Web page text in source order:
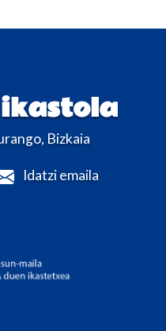
Bizkaia
Idatzi emaila